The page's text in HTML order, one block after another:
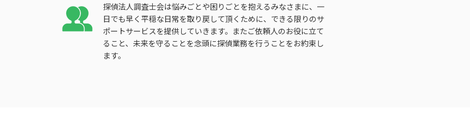
探偵法人調査士会は悩みごとや困りごとを抱えるみなさまに、一
日でも早く平穏な日常を取り戻して頂くために、できる限りのサ
ポートサービスを提供していきます。またご依頼人のお役に立て
ること、未来を守ることを念頭に探偵業務を行うことをお約束し
ます。